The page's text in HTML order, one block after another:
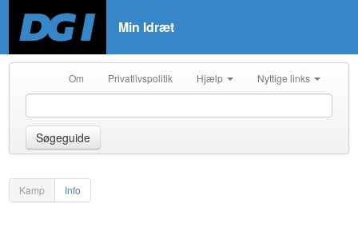
Min Idræt
Om Privatlivspolitik Hjælp Nyttige links
Søgeguide
Kamp Info